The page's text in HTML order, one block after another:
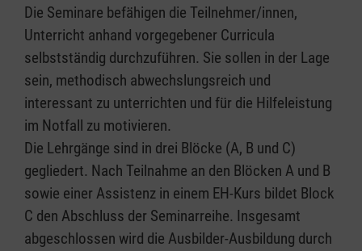
Die Seminare befähigen die Teilnehmer/innen,
Unterricht anhand vorgegebener Curricula
selbstständig durchzuführen. Sie sollen in der Lage
sein, methodisch abwechslungsreich und
interessant zu unterrichten und für die Hilfeleistung
im Notfall zu motivieren.
Die Lehrgänge sind in drei Blöcke (A, B und C)
gegliedert. Nach Teilnahme an den Blöcken A und B
sowie einer Assistenz in einem EH-Kurs bildet Block
C den Abschluss der Seminarreihe. Insgesamt
abgeschlossen wird die Ausbilder-Ausbildung durch